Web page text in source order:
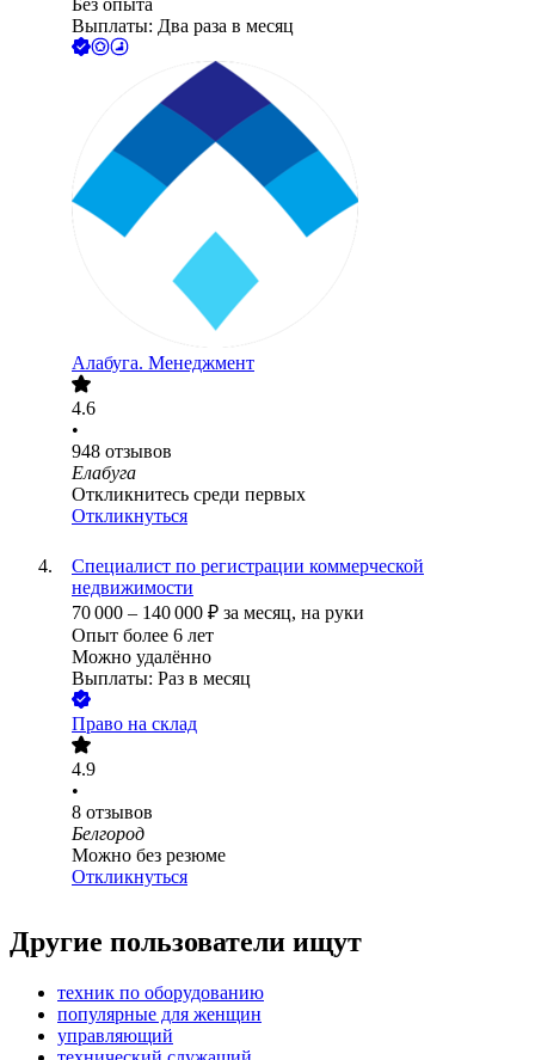
Без опыта
Выплаты: Два раза в месяц
Алабуга. Менеджмент
4.6
•
948 отзывов
Елабуга
Откликнитесь среди первых
Откликнуться
Специалист по регистрации коммерческой
недвижимости
70 000 – 140 000 ₽ за месяц, на руки
Опыт более 6 лет
Можно удалённо
Выплаты: Раз в месяц
Право на склад
4.9
•
8 отзывов
Белгород
Можно без резюме
Откликнуться
Другие пользователи ищут
техник по оборудованию
популярные для женщин
управляющий